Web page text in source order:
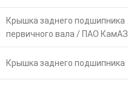
Крышка заднего подшипника
первичного вала / ПАО КамАЗ
Крышка заднего подшипника